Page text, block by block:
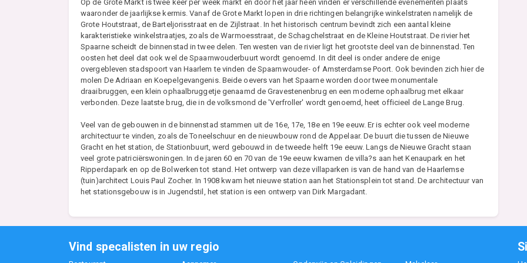
Op de Grote Markt is twee keer per week markt en door het jaar heen vinden er verschillende evenementen plaats
waaronder de jaarlijkse kermis. Vanaf de Grote Markt lopen in drie richtingen belangrijke winkelstraten namelijk de
Grote Houtstraat, de Barteljorisstraat en de Zijlstraat. In het historisch centrum bevindt zich een aantal kleine
karakteristieke winkelstraatjes, zoals de Warmoesstraat, de Schagchelstraat en de Kleine Houtstraat. De rivier het
Spaarne scheidt de binnenstad in twee delen. Ten westen van de rivier ligt het grootste deel van de binnenstad. Ten
oosten het deel dat ook wel de Spaarnwouderbuurt wordt genoemd. In dit deel is onder andere de enige
overgebleven stadspoort van Haarlem te vinden de Spaarnwouder- of Amsterdamse Poort. Ook bevinden zich hier de
molen De Adriaan en Koepelgevangenis. Beide oevers van het Spaarne worden door twee monumentale
draaibruggen, een klein ophaalbruggetje genaamd de Gravestenenbrug en een moderne ophaalbrug met elkaar
verbonden. Deze laatste brug, die in de volksmond de 'Verfroller' wordt genoemd, heet officieel de Lange Brug.
Veel van de gebouwen in de binnenstad stammen uit de 16e, 17e, 18e en 19e eeuw. Er is echter ook veel moderne
architectuur te vinden, zoals de Toneelschuur en de nieuwbouw rond de Appelaar. De buurt die tussen de Nieuwe
Gracht en het station, de Stationbuurt, werd gebouwd in de tweede helft 19e eeuw. Langs de Nieuwe Gracht staan
veel grote patriciërswoningen. In de jaren 60 en 70 van de 19e eeuw kwamen de villa?s aan het Kenaupark en het
Ripperdapark en op de Bolwerken tot stand. Het ontwerp van deze villaparken is van de hand van de Haarlemse
(tuin)architect Louis Paul Zocher. In 1908 kwam het nieuwe station aan het Stationsplein tot stand. De architectuur van
het stationsgebouw is in Jugendstil, het station is een ontwerp van Dirk Margadant.
Vind specalisten in uw regio